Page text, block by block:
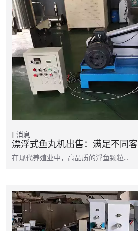
消息
漂浮式鱼丸机出售：满足不同
在现代养殖业中，高品质的浮鱼颗粒…